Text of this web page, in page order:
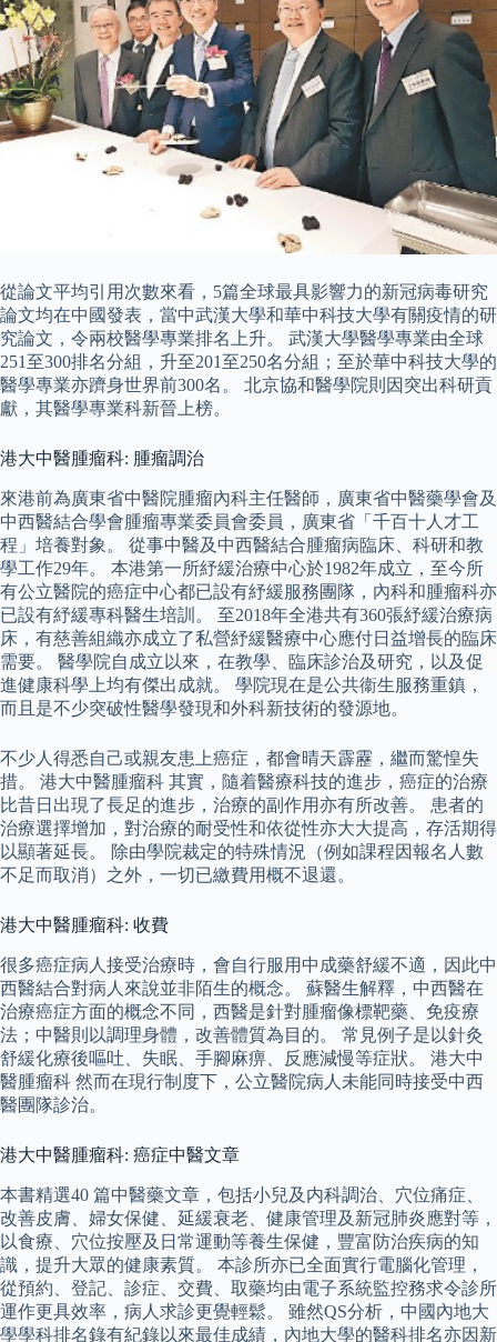
從論文平均引用次數來看，5篇全球最具影響力的新冠病毒研究
論文均在中國發表，當中武漢大學和華中科技大學有關疫情的研
究論文，令兩校醫學專業排名上升。 武漢大學醫學專業由全球
251至300排名分組，升至201至250名分組；至於華中科技大學的
醫學專業亦躋身世界前300名。 北京協和醫學院則因突出科研貢
獻，其醫學專業科新晉上榜。
港大中醫腫瘤科: 腫瘤調治
來港前為廣東省中醫院腫瘤內科主任醫師，廣東省中醫藥學會及
中西醫結合學會腫瘤專業委員會委員，廣東省「千百十人才工
程」培養對象。 從事中醫及中西醫結合腫瘤病臨床、科研和教
學工作29年。 本港第一所紓緩治療中心於1982年成立，至今所
有公立醫院的癌症中心都已設有紓緩服務團隊，內科和腫瘤科亦
已設有紓緩專科醫生培訓。 至2018年全港共有360張紓緩治療病
床，有慈善組織亦成立了私營紓緩醫療中心應付日益增長的臨床
需要。 醫學院自成立以來，在教學、臨床診治及研究，以及促
進健康科學上均有傑出成就。 學院現在是公共衞生服務重鎮，
而且是不少突破性醫學發現和外科新技術的發源地。
不少人得悉自己或親友患上癌症，都會晴天霹靂，繼而驚惶失
措。 港大中醫腫瘤科 其實，隨着醫療科技的進步，癌症的治療
比昔日出現了長足的進步，治療的副作用亦有所改善。 患者的
治療選擇增加，對治療的耐受性和依從性亦大大提高，存活期得
以顯著延長。 除由學院裁定的特殊情況（例如課程因報名人數
不足而取消）之外，一切已繳費用概不退還。
港大中醫腫瘤科: 收費
很多癌症病人接受治療時，會自行服用中成藥舒緩不適，因此中
西醫結合對病人來說並非陌生的概念。 蘇醫生解釋，中西醫在
治療癌症方面的概念不同，西醫是針對腫瘤像標靶藥、免疫療
法；中醫則以調理身體，改善體質為目的。 常見例子是以針灸
舒緩化療後嘔吐、失眠、手腳麻痹、反應減慢等症狀。 港大中
醫腫瘤科 然而在現行制度下，公立醫院病人未能同時接受中西
醫團隊診治。
港大中醫腫瘤科: 癌症中醫文章
本書精選40 篇中醫藥文章，包括小兒及内科調治、穴位痛症、
改善皮膚、婦女保健、延緩衰老、健康管理及新冠肺炎應對等，
以食療、穴位按壓及日常運動等養生保健，豐富防治疾病的知
識，提升大眾的健康素質。 本診所亦已全面實行電腦化管理，
從預約、登記、診症、交費、取藥均由電子系統監控務求令診所
運作更具效率，病人求診更覺輕鬆。 雖然QS分析，中國內地大
學學科排名錄有紀錄以來最佳成績，內地大學的醫科排名亦因新